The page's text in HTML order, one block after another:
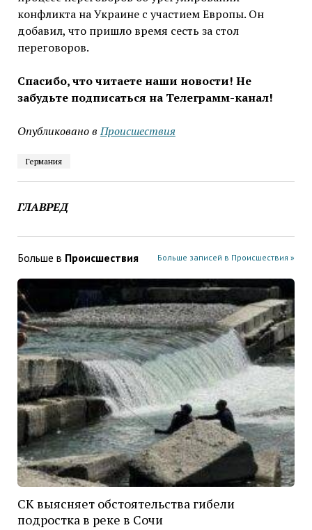
конфликта на Украине с участием Европы. Он
добавил, что пришло время сесть за стол
переговоров.
Спасибо, что читаете наши новости! Не
забудьте подписаться на Телеграмм-канал!
Опубликовано в Проиcшествия
Германия
ГЛАВРЕД
Больше в Проиcшествия Больше записей в Проиcшествия »
СК выясняет обстоятельства гибели
подростка в реке в Сочи